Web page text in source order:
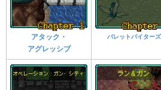
アタック・
アグレッシブ
バレットバイターズ